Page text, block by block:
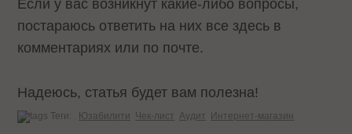
Если у вас возникнут какие-либо вопросы,
постараюсь ответить на них все здесь в
комментариях или по почте.
Надеюсь, статья будет вам полезна!
Теги: Юзабилити Чек-лист Аудит Интернет-магазин